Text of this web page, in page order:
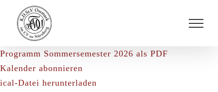
Inhalt
springen
Programm Sommersemester 2026 als PDF
Kalender abonnieren
ical-Datei herunterladen